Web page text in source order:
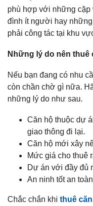
phù hợp với những
đình ít người hay
phải công tác tại khu
Những lý do nên thuê
Nếu bạn đang có nhu
còn chần chờ gì nữa.
những lý do như sau.
Căn hộ thuộc dự
giao thông đi lại.
Căn hộ mới xây
Mức giá cho thuê
Dự án với đầy đủ
An ninh tốt an
Chắc chắn khi thuê